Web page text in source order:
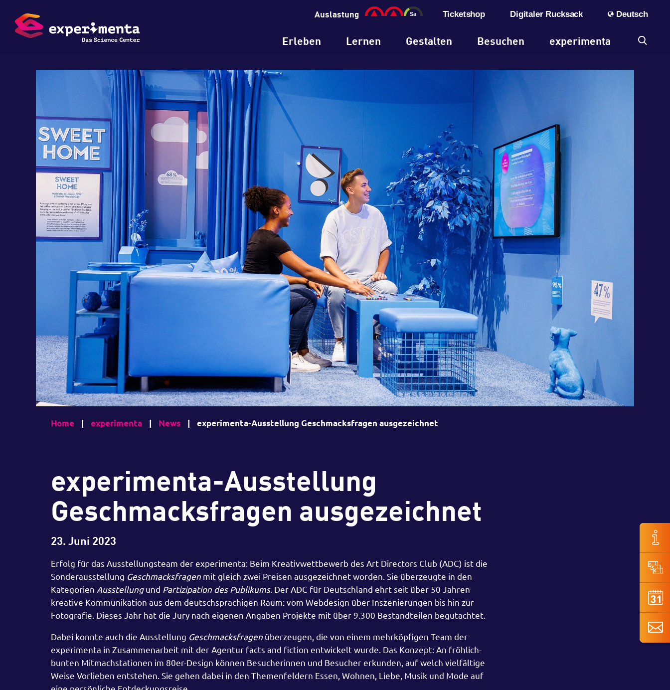
Auslastung Ticketshop Digitaler Rucksack Deutsch
Erleben Lernen Gestalten Besuchen experimenta
Home | experimenta | News | experimenta-Ausstellung Geschmacksfragen ausgezeichnet
experimenta-Ausstellung
Geschmacksfragen ausgezeichnet
23. Juni 2023
Erfolg für das Ausstellungsteam der experimenta: Beim Kreativwettbewerb des Art Directors Club (ADC) ist die
Sonderausstellung Geschmacksfragen mit gleich zwei Preisen ausgezeichnet worden. Sie überzeugte in den
Kategorien Ausstellungund Partizipation des Publikums. Der ADC für Deutschland ehrt seit über 50 Jahren
kreative Kommunikation aus dem deutschsprachigen Raum: vom Webdesign über Inszenierungen bis hin zur
Fotografie. Dieses Jahr hat die Jury nach eigenen Angaben Projekte mit über 9.300 Bestandteilen begutachtet.
Dabei konnte auch die Ausstellung Geschmacksfragen überzeugen, die von einem mehrköpfigen Team der
experimenta in Zusammenarbeit mit der Agentur facts and fiction entwickelt wurde. Das Konzept: An fröhlich-
bunten Mitmachstationen im 80er-Design können Besucherinnen und Besucher erkunden, auf welch vielfältige
Weise Vorlieben entstehen. Sie gehen dabei in den Themenfeldern Essen, Wohnen, Liebe, Musik und Mode auf